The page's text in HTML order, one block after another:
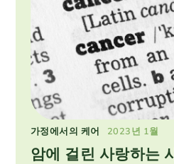
가정에서의 케어 2023년 1월
암에 걸린 사랑하는